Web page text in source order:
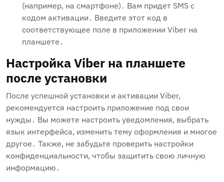
(например‚ на смартфоне)․ Вам придет SMS с
кодом активации․ Введите этот код в
соответствующее поле в приложении Viber на
планшете․
Настройка Viber на планшете
после установки
После успешной установки и активации Viber‚
рекомендуется настроить приложение под свои
нужды․ Вы можете настроить уведомления‚ выбрать
язык интерфейса‚ изменить тему оформления и многое
другое․ Также‚ не забудьте проверить настройки
конфиденциальности‚ чтобы защитить свою личную
информацию․